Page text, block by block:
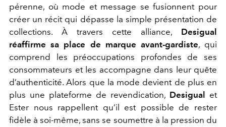
pérenne, où mode et message se fusionnent pour
créer un récit qui dépasse la simple présentation de
collections. À travers cette alliance, Desigual
réaffirme sa place de marque avant-gardiste, qui
comprend les préoccupations profondes de ses
consommateurs et les accompagne dans leur quête
d’authenticité. Alors que la mode devient de plus en
plus une plateforme de revendication, Desigual
et
Ester nous rappellent qu’il est possible de rester
fidèle à soi-même, sans se soumettre à la pression du